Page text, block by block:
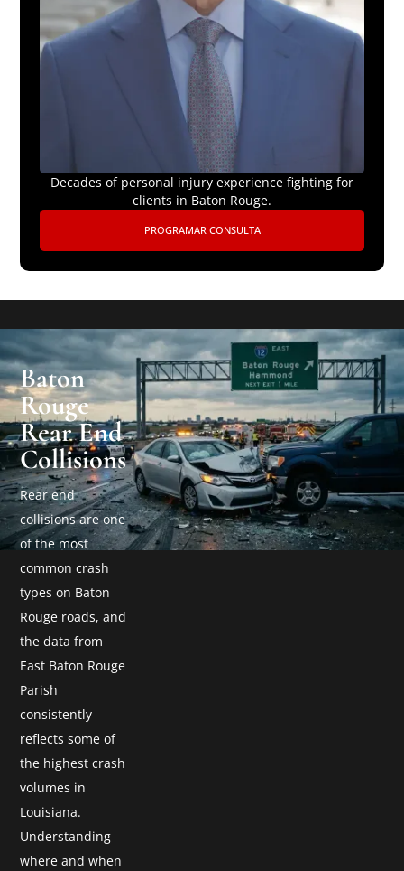
Decades of personal injury experience fighting for
clients in Baton Rouge.
PROGRAMAR CONSULTA
Baton
Rouge
Rear End
Collisions
Rear end
collisions are one
of the most
common crash
types on Baton
Rouge roads, and
the data from
East Baton Rouge
Parish
consistently
reflects some of
the highest crash
volumes in
Louisiana.
Understanding
where and when